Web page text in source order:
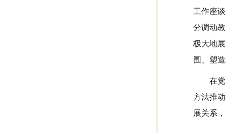
工作座
分调动
极大地
围、塑
在
方法推
展关系